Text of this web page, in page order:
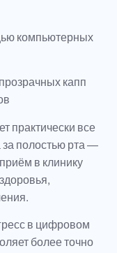
компьютерных
капп
практически все
за полостью рта —
в клинику
в цифровом
более точно